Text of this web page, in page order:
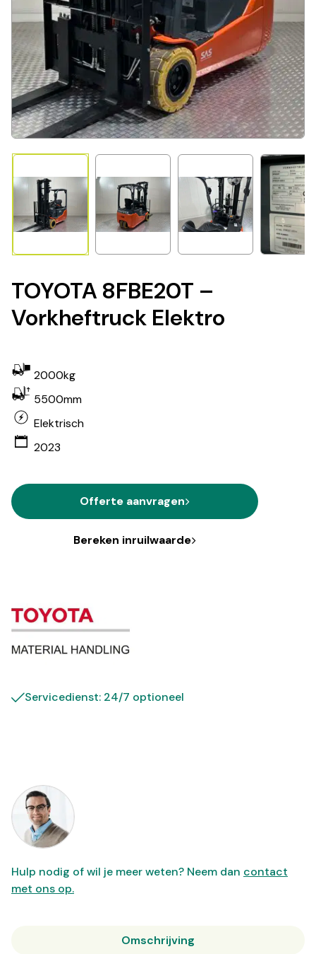
TOYOTA 8FBE20T –
Vorkheftruck Elektro
2000kg
5500mm
Elektrisch
2023
Offerte aanvragen
Bereken inruilwaarde
Servicedienst: 24/7 optioneel
Hulp nodig of wil je meer weten? Neem dan contact
met ons op.
Omschrijving